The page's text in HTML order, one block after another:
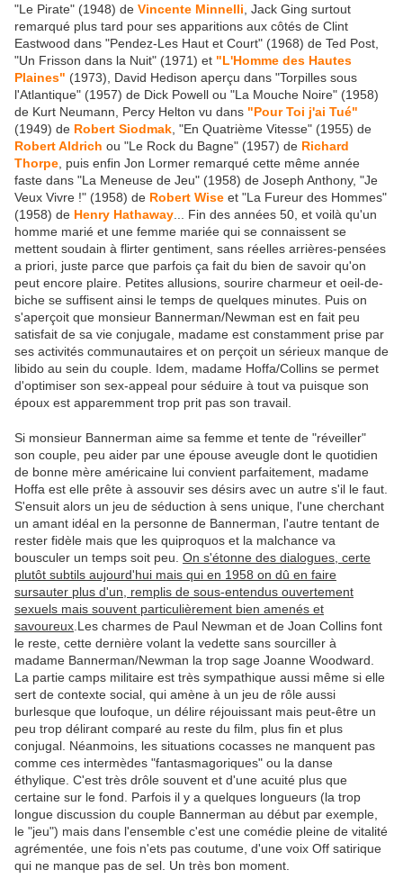
"Le Pirate" (1948) de Vincente Minnelli , Jack Ging surtout
remarqué plus tard pour ses apparitions aux côtés de Clint
Eastwood dans "Pendez-Les Haut et Court" (1968) de Ted Post,
"Un Frisson dans la Nuit" (1971) et "L'Homme des Hautes
Plaines" (1973), David Hedison aperçu dans "Torpilles sous
l'Atlantique" (1957) de Dick Powell ou "La Mouche Noire" (1958)
de Kurt Neumann, Percy Helton vu dans "Pour Toi j'ai Tué"
(1949) de Robert Siodmak , "En Quatrième Vitesse" (1955) de
Robert Aldrich ou "Le Rock du Bagne" (1957) de Richard
Thorpe , puis enfin Jon Lormer remarqué cette même année
faste dans "La Meneuse de Jeu" (1958) de Joseph Anthony, "Je
Veux Vivre !" (1958) de Robert Wise et "La Fureur des Hommes"
(1958) de Henry Hathaway ... Fin des années 50, et voilà qu'un
homme marié et une femme mariée qui se connaissent se
mettent soudain à flirter gentiment, sans réelles arrières-pensées
a priori, juste parce que parfois ça fait du bien de savoir qu'on
peut encore plaire. Petites allusions, sourire charmeur et oeil-de-
biche se suffisent ainsi le temps de quelques minutes. Puis on
s'aperçoit que monsieur Bannerman/Newman est en fait peu
satisfait de sa vie conjugale, madame est constamment prise par
ses activités communautaires et on perçoit un sérieux manque de
libido au sein du couple. Idem, madame Hoffa/Collins se permet
d'optimiser son sex-appeal pour séduire à tout va puisque son
époux est apparemment trop prit pas son travail.
Si monsieur Bannerman aime sa femme et tente de "réveiller"
son couple, peu aider par une épouse aveugle dont le quotidien
de bonne mère américaine lui convient parfaitement, madame
Hoffa est elle prête à assouvir ses désirs avec un autre s'il le faut.
S'ensuit alors un jeu de séduction à sens unique, l'une cherchant
un amant idéal en la personne de Bannerman, l'autre tentant de
rester fidèle mais que les quiproquos et la malchance va
bousculer un temps soit peu. On s'étonne des dialogues, certe
plutôt subtils aujourd'hui mais qui en 1958 on dû en faire
sursauter plus d'un, remplis de sous-entendus ouvertement
sexuels mais souvent particulièrement bien amenés et
savoureux .Les charmes de Paul Newman et de Joan Collins font
le reste, cette dernière volant la vedette sans sourciller à
madame Bannerman/Newman la trop sage Joanne Woodward.
La partie camps militaire est très sympathique aussi même si elle
sert de contexte social, qui amène à un jeu de rôle aussi
burlesque que loufoque, un délire réjouissant mais peut-être un
peu trop délirant comparé au reste du film, plus fin et plus
conjugal. Néanmoins, les situations cocasses ne manquent pas
comme ces intermèdes "fantasmagoriques" ou la danse
éthylique. C'est très drôle souvent et d'une acuité plus que
certaine sur le fond. Parfois il y a quelques longueurs (la trop
longue discussion du couple Bannerman au début par exemple,
le "jeu") mais dans l'ensemble c'est une comédie pleine de vitalité
agrémentée, une fois n'ets pas coutume, d'une voix Off satirique
qui ne manque pas de sel. Un très bon moment.